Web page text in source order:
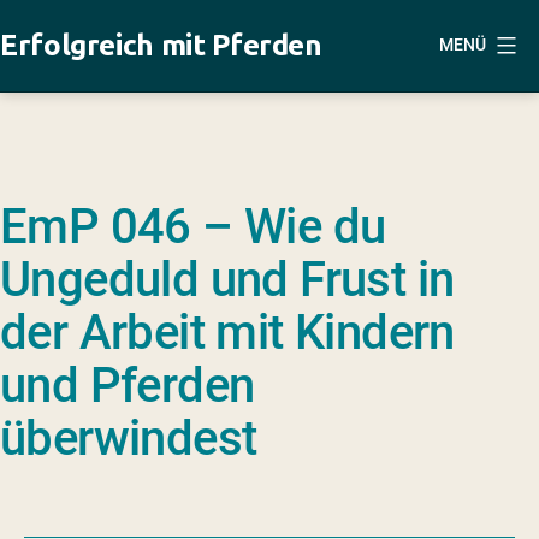
Inhalt
Erfolgreich mit Pferden MENÜ
EmP 046 – Wie du
Ungeduld und Frust in
der Arbeit mit Kindern
und Pferden
überwindest